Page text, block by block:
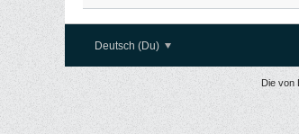
Deutsch (Du)
Die von